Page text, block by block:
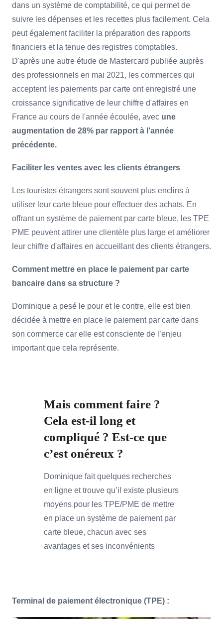
dans un système de comptabilité, ce qui permet de
suivre les dépenses et les recettes plus facilement. Cela
peut également faciliter la préparation des rapports
financiers et la tenue des registres comptables.
D'après une autre étude de Mastercard publiée auprès
des professionnels en mai 2021, les commerces qui
acceptent les paiements par carte ont enregistré une
croissance significative de leur chiffre d'affaires en
France au cours de l'année écoulée, avec une
augmentation de 28% par rapport à l'année
précédente.
Faciliter les ventes avec les clients étrangers
Les touristes étrangers sont souvent plus enclins à
utiliser leur carte bleue pour effectuer des achats. En
offrant un système de paiement par carte bleue, les TPE
PME peuvent attirer une clientèle plus large et améliorer
leur chiffre d'affaires en accueillant des clients étrangers.
Comment mettre en place le paiement par carte
bancaire dans sa structure ?
Dominique a pesé le pour et le contre, elle est bien
décidée à mettre en place le paiement par carte dans
son commerce car elle est consciente de l’enjeu
important que cela représente.
Mais comment faire ?
Cela est-il long et
compliqué ? Est-ce que
c’est onéreux ?
Dominique fait quelques recherches
en ligne et trouve qu’il existe plusieurs
moyens pour les TPE/PME de mettre
en place un système de paiement par
carte bleue, chacun avec ses
avantages et ses inconvénients
Terminal de paiement électronique (TPE) :